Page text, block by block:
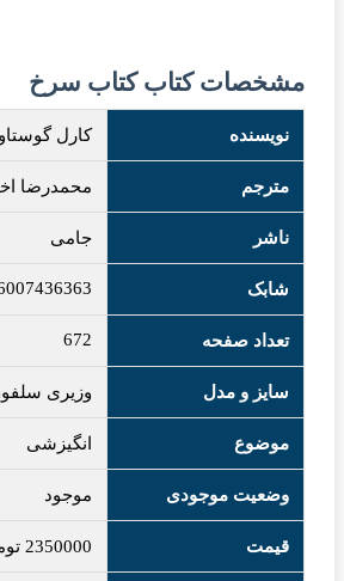
مشخصات کتاب کتاب سرخ
نویسنده کارل
مترجم محمدرضا
ناشر جامی
شابک
تعداد صفحه 672
سایز و مدل وزیری
موضوع انگیزشی
وضعیت موجودی موجود
قیمت 2350000